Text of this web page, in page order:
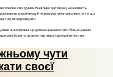
свої думки. Важливо дати йому можливість
власні емоції і не реагувати імпульсивно на те, що
тим, як відповідати.
чи колегами. Це допоможе вам стати більш чуйним
вам буде чути свого партнера і зрозуміти його на
чути
своєї